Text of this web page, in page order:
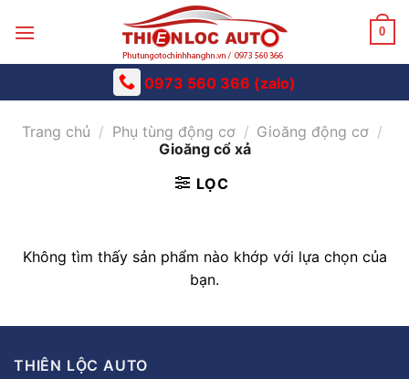
0
0973 560 366 (zalo)
Trang chủ / Phụ tùng động cơ / Gioăng động cơ /
Gioăng cổ xả
LỌC
Không tìm thấy sản phẩm nào khớp với lựa chọn của
bạn.
THIÊN LỘC AUTO